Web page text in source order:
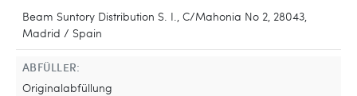
Beam Suntory Distribution S. I., C/Mahonia No 2, 28043,
Madrid / Spain
ABFÜLLER:
Originalabfüllung